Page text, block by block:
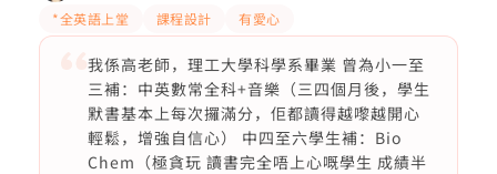
*全英語上堂 課程設計 有愛心
我係高老師，理工大學科學系畢業 曾為小一至
三補：中英數常全科+音樂（三四個月後，學生
默書基本上每次攞滿分，佢都讀得越嚟越開心
輕鬆，增強自信心） 中四至六學生補：Bio
Chem（極貪玩 讀書完全唔上心嘅學生 成績半